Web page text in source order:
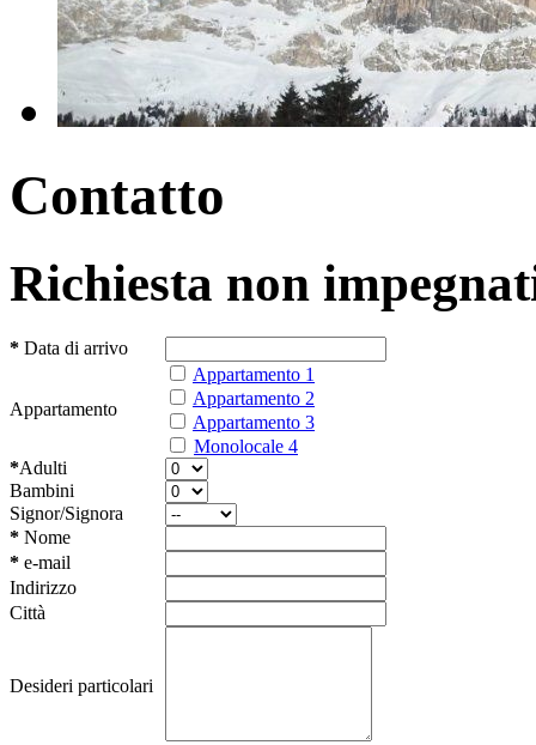
Contatto
Richiesta non
* Data di arrivo
Appartamento
Appartamento 1
Appartamento 2
Appartamento 3
Monolocale 4
*Adulti
Bambini
Signor/Signora
* Nome
* e-mail
Indirizzo
Città
Desideri particolari